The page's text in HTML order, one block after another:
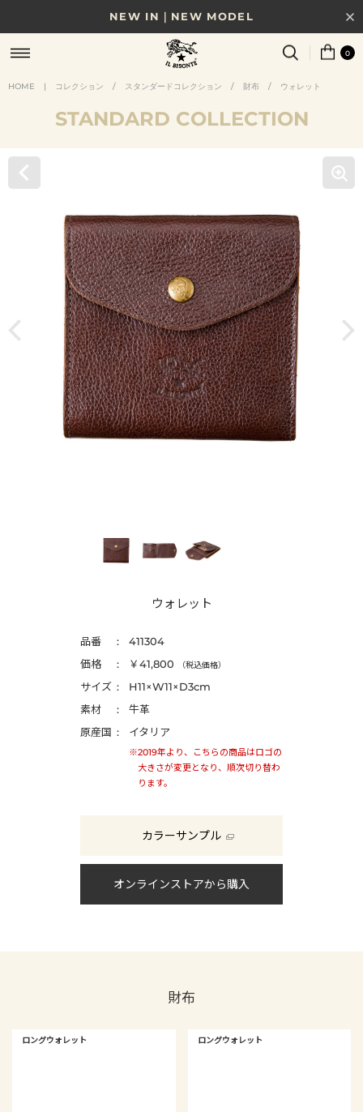
NEW IN｜NEW MODEL
8/17(月)10時まで｜税込11,000円以上で送料無料
贈る相手やシーンから選べる、新しいギフトガイド
NEW IN｜COLOR LEATHER
0
HOME | コレクション / スタンダードコレクション / 財布 / ウォレット
STANDARD COLLECTION
ウォレット
品番
411304
価格
￥41,800 （税込価格）
サイズ
H11×W11×D3cm
素材
牛革
原産国
イタリア
※2019年より、こちらの商品はロゴの
大きさが変更となり、順次切り替わ
ります。
カラーサンプル
オンラインストアから購入
財布
ロングウォレット ロングウォレット